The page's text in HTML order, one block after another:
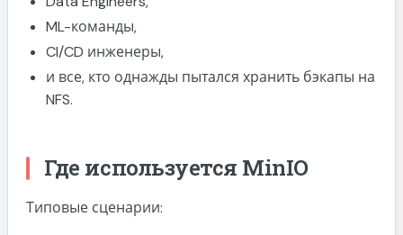
Secret
Использование в CronJob backup
Полезные команды mc
Копирование файла
Синхронизация
ML-команды,
CI/CD инженеры,
и все, кто однажды пытался хранить бэкапы на
NFS.
Где используется MinIO
Типовые сценарии: